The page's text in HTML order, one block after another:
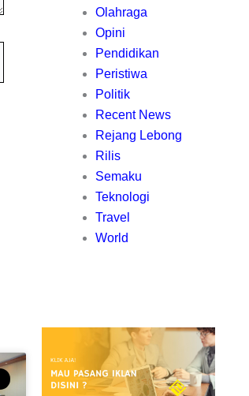
Olahraga
Opini
Pendidikan
Peristiwa
Politik
Recent News
Rejang Lebong
Rilis
Semaku
Teknologi
Travel
World